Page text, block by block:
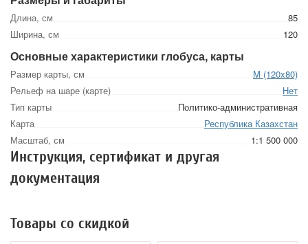
Длина, см
85
Ширина, см
120
Основные характеристики глобуса, карты
Размер карты, см
M (120x80)
Рельеф на шаре (карте)
Нет
Тип карты
Политико-административная
Карта
Республика Казахстан
Масштаб, см
1:1 500 000
Инструкция, сертификат и другая
документация
Товары со скидкой